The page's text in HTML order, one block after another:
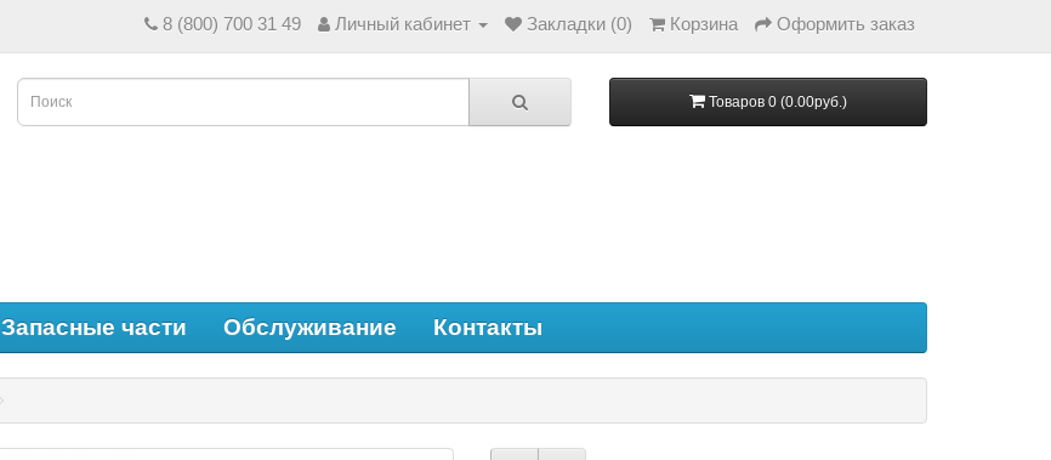
8 (800) 700 31 49 Личный кабинет Закладки (0) Корзина Оформить заказ
Товаров 0 (0.00руб.)
Запасные части Обслуживание Контакты